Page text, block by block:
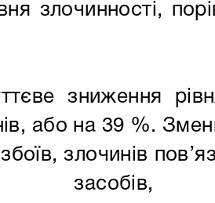
злочинності,
зниження
або на 39 %.
злочинів
засобів,